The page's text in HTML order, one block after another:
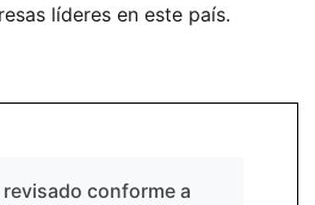
líderes en este país.
conforme a